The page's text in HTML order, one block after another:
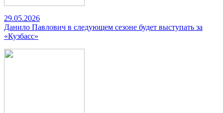
29.05.2026
Данило Павлович в следующем сезоне будет выступать за
«Кузбасс»